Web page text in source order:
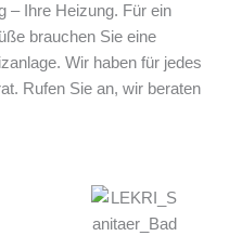
– Ihre Heizung. Für ein
brauchen Sie eine
Wir haben für jedes
Rufen Sie an, wir beraten